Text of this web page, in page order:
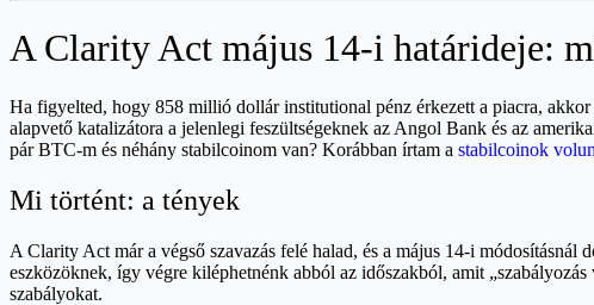
A Clarity Act május 14-i határideje:
Ha figyelted, hogy 858 millió dollár institutional pénz érkezett a piacra,
alapvető katalizátora a jelenlegi feszültségeknek az Angol Bank és az
pár BTC-m és néhány stabilcoinom van? Korábban írtam a stabilcoinok
Mi történt: a tények
A Clarity Act már a végső szavazás felé halad, és a május 14-i
eszközöknek, így végre kiléphetnénk abból az időszakból, amit
szabályokat.